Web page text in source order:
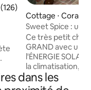
moyenne sur la
Cottage ⋅ Coral
Sweet Spice : un
une piscine !
Ce très petit
GRAND avec un
l'ÉNERGIE
la climatisation,
espace de
piscine. Avec
dans les